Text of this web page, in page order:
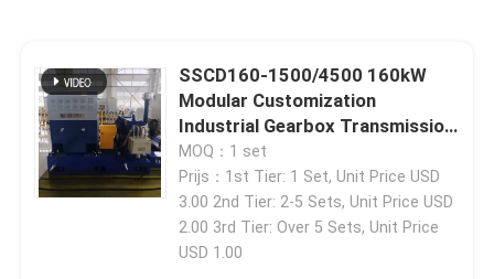
SSCD160-1500/4500 160kW
Modular Customization
Industrial Gearbox Transmission
Dynamometer voor verkoop
MOQ：1 set
Prijs：1st Tier: 1 Set, Unit Price USD
3.00 2nd Tier: 2-5 Sets, Unit Price USD
2.00 3rd Tier: Over 5 Sets, Unit Price
USD 1.00